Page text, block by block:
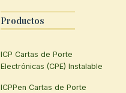
Productos
ICP Cartas de Porte
Electrónicas (CPE) Instalable
ICPPen Cartas de Porte